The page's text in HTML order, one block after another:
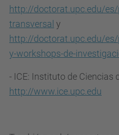
http://doctorat.upc.edu/
transversal y
http://doctorat.upc.edu/
y-workshops-de-
- ICE: Instituto de Ciencias
http://www.ice.upc.edu